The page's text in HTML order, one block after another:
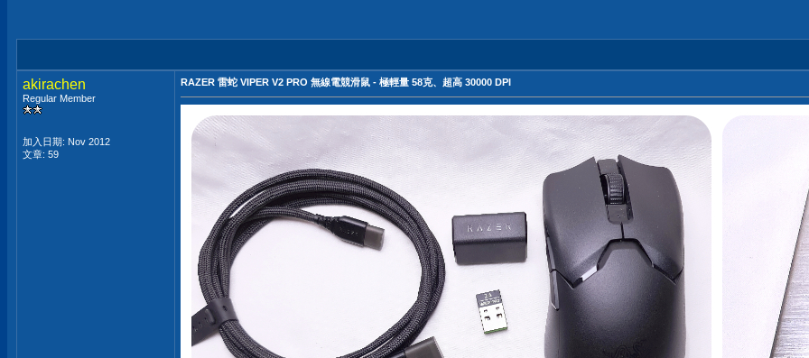
akirachen
Regular Member
加入日期: Nov 2012
文章: 59
RAZER 雷蛇 VIPER V2 PRO 無線電競滑鼠 - 極輕量 58克、超高 30000 DPI